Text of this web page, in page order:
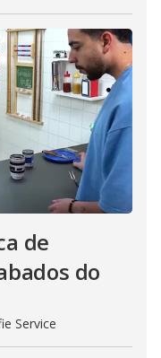
de
do
Service